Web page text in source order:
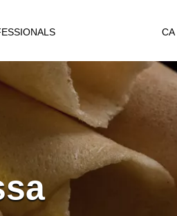
CA